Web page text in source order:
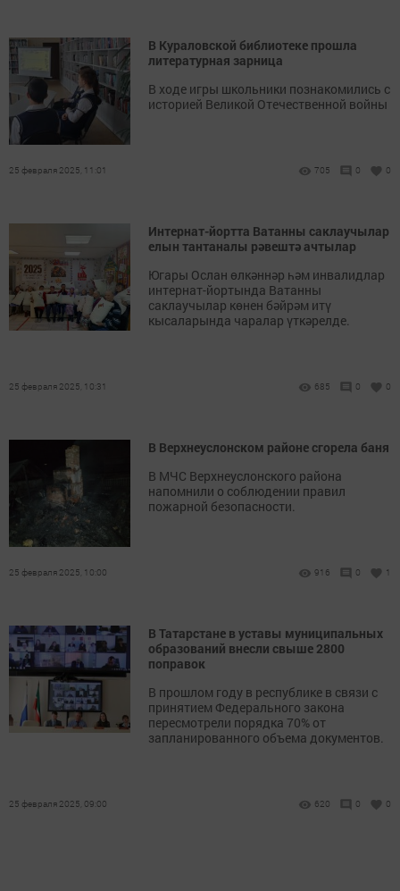
В Кураловской библиотеке прошла
литературная зарница
В ходе игры школьники познакомились с
историей Великой Отечественной войны
25 февраля 2025, 11:01 705 0 0
Интернат-йортта Ватанны саклаучылар
елын тантаналы рәвештә ачтылар
Югары Ослан өлкәннәр һәм инвалидлар
интернат-йортында Ватанны
саклаучылар көнен бәйрәм итү
кысаларында чаралар үткәрелде.
25 февраля 2025, 10:31 685 0 0
В Верхнеуслонском районе сгорела баня
В МЧС Верхнеуслонского района
напомнили о соблюдении правил
пожарной безопасности.
25 февраля 2025, 10:00 916 0 1
В Татарстане в уставы муниципальных
образований внесли свыше 2800
поправок
В прошлом году в республике в связи с
принятием Федерального закона
пересмотрели порядка 70% от
запланированного объема документов.
25 февраля 2025, 09:00 620 0 0